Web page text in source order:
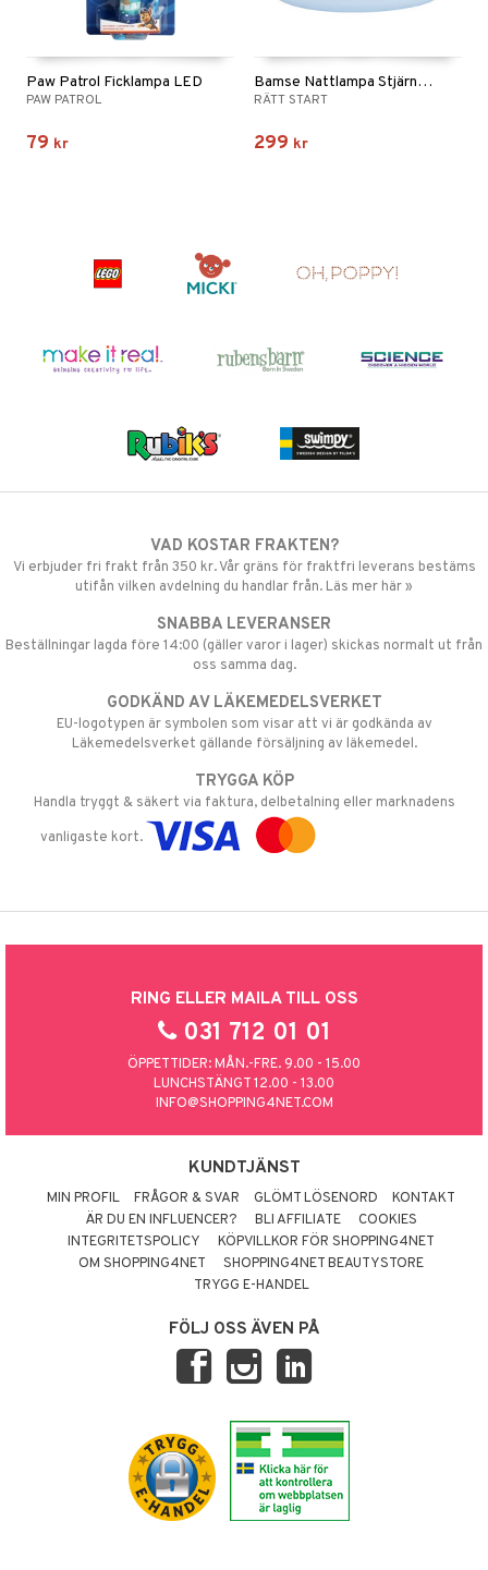
Paw Patrol Ficklampa LED
PAW PATROL
79 kr
Bamse Nattlampa Stjärnhimmel Musik
RÄTT START
299 kr
VAD KOSTAR FRAKTEN?
Vi erbjuder fri frakt från 350 kr. Vår gräns för fraktfri leverans bestäms
utifån vilken avdelning du handlar från. Läs mer här »
SNABBA LEVERANSER
Beställningar lagda före 14:00 (gäller varor i lager) skickas normalt ut från
oss samma dag.
GODKÄND AV LÄKEMEDELSVERKET
EU-logotypen är symbolen som visar att vi är godkända av
Läkemedelsverket gällande försäljning av läkemedel.
TRYGGA KÖP
Handla tryggt & säkert via faktura, delbetalning eller marknadens
vanligaste kort.
RING ELLER MAILA TILL OSS
031 712 01 01
ÖPPETTIDER: MÅN.-FRE. 9.00 - 15.00
LUNCHSTÄNGT 12.00 - 13.00
INFO@SHOPPING4NET.COM
KUNDTJÄNST
MIN PROFIL FRÅGOR & SVAR GLÖMT LÖSENORD
KONTAKT
ÄR DU EN INFLUENCER?
BLI AFFILIATE
COOKIES
INTEGRITETSPOLICY
KÖPVILLKOR FÖR SHOPPING4NET
OM SHOPPING4NET
SHOPPING4NET BEAUTYSTORE
TRYGG E-HANDEL
FÖLJ OSS ÄVEN PÅ